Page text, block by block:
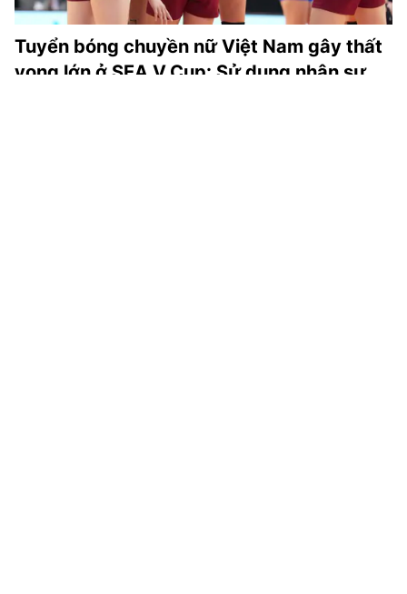
Tuyển bóng chuyền nữ Việt Nam gây thất
vọng lớn ở SEA V.Cup: Sử dụng nhân sự